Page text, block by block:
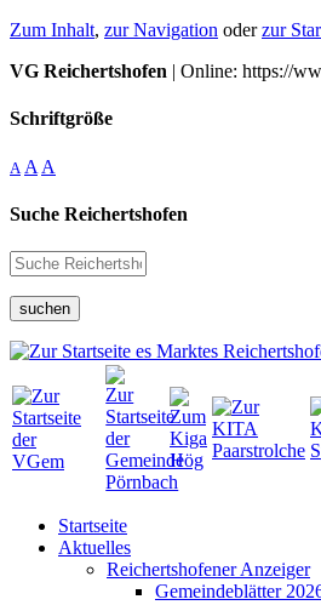
Zum Inhalt, zur Navigation oderzur
VG Reichertshofen | Online: https://
Schriftgröße
A A A
Suche Reichertshofen
suchen
Startseite
Aktuelles
Reichertshofener Anzeiger
Gemeindeblätter